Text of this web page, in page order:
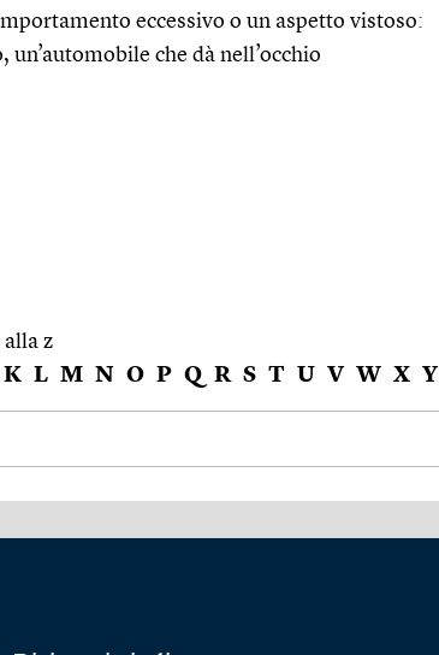
eccessivo o un aspetto vistoso:
un’automobile che dà nell’occhio
z
K L M N O P Q R S T U V W X Y